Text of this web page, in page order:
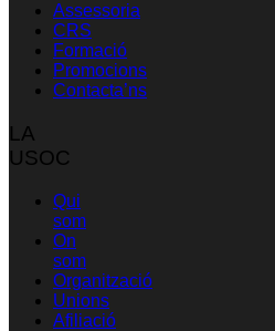
Assessoria
CRS
Formació
Promocions
Contacta’ns
LA
USOC
Qui
som
On
som
Organització
Unions
Afiliació